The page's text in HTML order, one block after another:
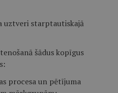
uztveri starptautiskajā
šādus kopīgus
procesa un pētījuma